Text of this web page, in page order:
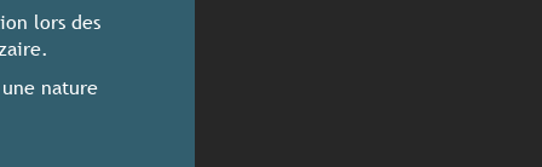
lors des
nature